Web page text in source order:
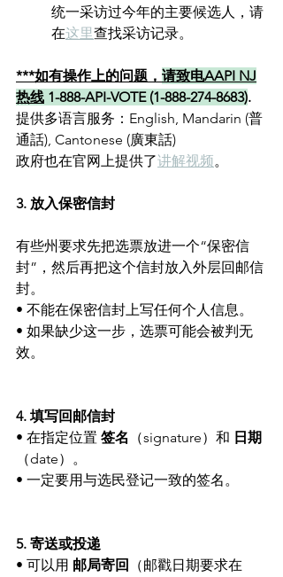
统一采访过今年的主要候选人，请
在这里查找采访记录。
***如有操作上的问题， 请致电AAPI NJ
热线 1-888-API-VOTE (1-888-274-8683).
提供多语言服务：English, Mandarin (普
通話), Cantonese (廣東話)
政府也在官网上提供了讲解视频。
3. 放入保密信封
有些州要求先把选票放进一个“保密信
封”，然后再把这个信封放入外层回邮信
封。
• 不能在保密信封上写任何个人信息。
• 如果缺少这一步，选票可能会被判无
效。
4. 填写回邮信封
• 在指定位置 签名 （signature）和 日期
（date）。
• 一定要用与选民登记一致的签名。
5. 寄送或投递
• 可以用 邮局寄回
（邮戳日期要求在